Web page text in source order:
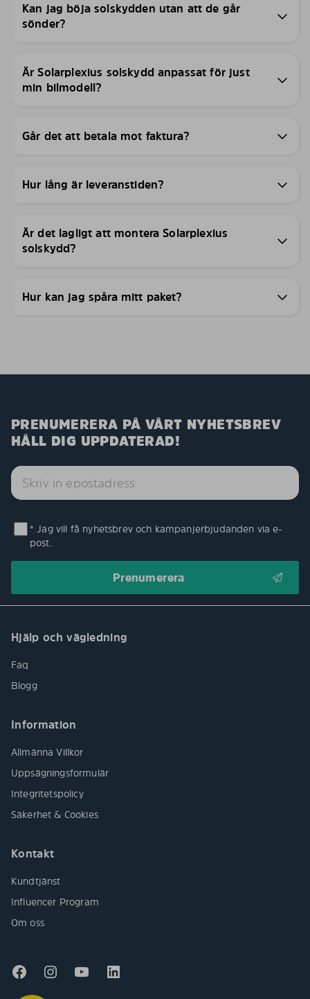
Kan jag böja solskydden utan att de går
sönder?
Är Solarplexius solskydd anpassat för just
min bilmodell?
Går det att betala mot faktura?
Hur lång är leveranstiden?
Är det lagligt att montera Solarplexius
solskydd?
Hur kan jag spåra mitt paket?
PRENUMERERA PÅ VÅRT NYHETSBREV
HÅLL DIG UPPDATERAD!
* Jag vill få nyhetsbrev och kampanjerbjudanden via e-
post.
Hjälp och vägledning
Faq
Blogg
Information
Allmänna Villkor
Uppsägningsformulär
Integritetspolicy
Säkerhet & Cookies
Kontakt
Kundtjänst
Influencer Program
Om oss